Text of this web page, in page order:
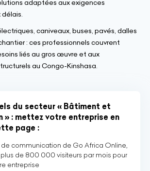
adaptées aux exigences
caniveaux, buses, pavés, dalles
: ces professionnels couvrent
liés au gros œuvre et aux
au Congo-Kinshasa.
du secteur « Bâtiment et
» : mettez votre entreprise en
page :
de communication de Go Africa Online,
de 800 000 visiteurs par mois pour
entreprise